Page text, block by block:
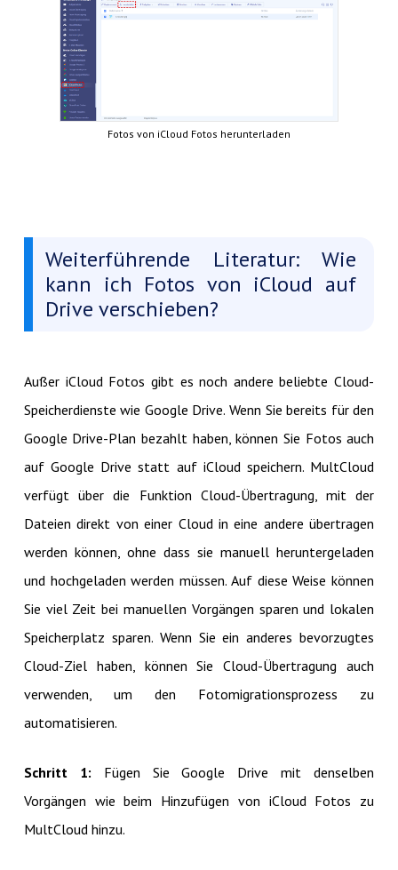
Fotos von iCloud Fotos herunterladen
Weiterführende Literatur: Wie
kann ich Fotos von iCloud auf
Drive verschieben?
Außer iCloud Fotos gibt es noch andere beliebte Cloud-
Speicherdienste wie Google Drive. Wenn Sie bereits für den
Google Drive-Plan bezahlt haben, können Sie Fotos auch
auf Google Drive statt auf iCloud speichern. MultCloud
verfügt über die Funktion Cloud-Übertragung, mit der
Dateien direkt von einer Cloud in eine andere übertragen
werden können, ohne dass sie manuell heruntergeladen
und hochgeladen werden müssen. Auf diese Weise können
Sie viel Zeit bei manuellen Vorgängen sparen und lokalen
Speicherplatz sparen. Wenn Sie ein anderes bevorzugtes
Cloud-Ziel haben, können Sie Cloud-Übertragung auch
verwenden, um den Fotomigrationsprozess zu
automatisieren.
Schritt 1: Fügen Sie Google Drive mit denselben
Vorgängen wie beim Hinzufügen von iCloud Fotos zu
MultCloud hinzu.